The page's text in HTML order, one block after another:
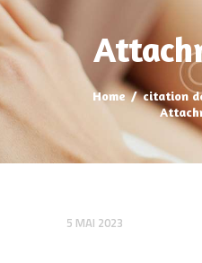
Home
citation
CONSULTATIONS
PRENEZ UN RDV
5 MAI 2023